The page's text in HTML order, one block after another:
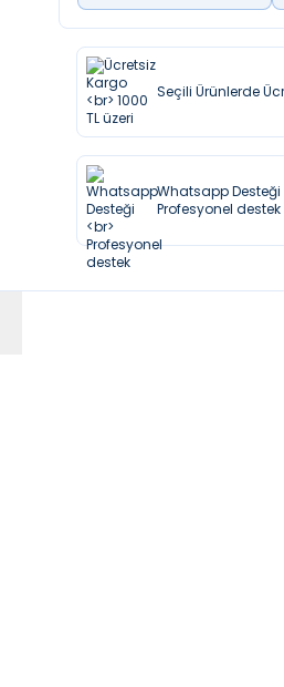
Seçili Ürünlerde
Whatsapp Desteği
Profesyonel destek